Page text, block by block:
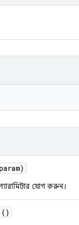
যোগ করুন।
()